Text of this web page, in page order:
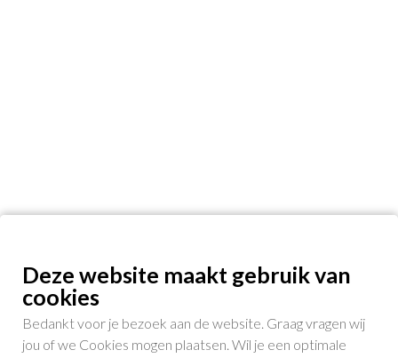
Deze website maakt gebruik van
cookies
Bedankt voor je bezoek aan de website. Graag vragen wij
jou of we Cookies mogen plaatsen. Wil je een optimale